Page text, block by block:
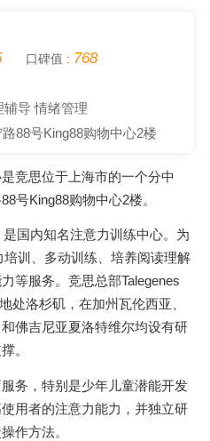
口碑值 : 768
导 情绪管理
88号King88购物中心2楼
思位于上海市的一个分中
号King88购物中心2楼。
国内知名注意力训练中心。为
训、多动训练、培养阅读理解
等服务。竞思总部Talegenes
处洛杉矶，在加州瓦伦西亚、
佛吉尼亚夏洛特维尔均设有研
。
，特别是少年儿童潜能开发
用者的注意力能力，并独立研
作方法。